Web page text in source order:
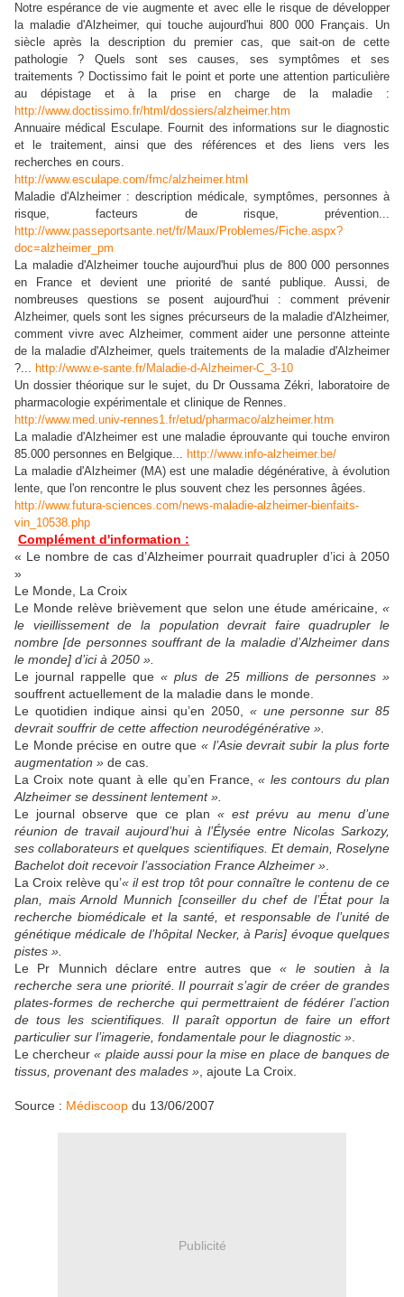
Notre espérance de vie augmente et avec elle le risque de développer
la maladie d'Alzheimer, qui touche aujourd'hui 800 000 Français. Un
siècle après la description du premier cas, que sait-on de cette
pathologie ? Quels sont ses causes, ses symptômes et ses
traitements ? Doctissimofait le point et porte une attention particulière
au dépistage et à la prise en charge de la maladie :
http://www.doctissimo.fr/html/dossiers/alzheimer.htm
Annuaire médical Esculape. Fournit des informations sur le diagnostic
et le traitement, ainsi que des références et des liens vers les
recherches en cours.
http://www.esculape.com/fmc/alzheimer.html
Maladie d'Alzheimer : description médicale, symptômes, personnes à
risque, facteurs de risque, prévention...
http://www.passeportsante.net/fr/Maux/Problemes/Fiche.aspx?
doc=alzheimer_pm
La maladie d'Alzheimer touche aujourd'hui plus de 800 000 personnes
en France et devient une priorité de santé publique. Aussi, de
nombreuses questions se posent aujourd'hui : comment prévenir
Alzheimer, quels sont les signes précurseurs de la maladie d'Alzheimer,
comment vivre avec Alzheimer, comment aider une personne atteinte
de la maladie d'Alzheimer, quels traitements de la maladie d'Alzheimer
?... http://www.e-sante.fr/Maladie-d-Alzheimer-C_3-10
Un dossier théorique sur le sujet, du Dr Oussama Zékri, laboratoire de
pharmacologie expérimentale et clinique de Rennes.
http://www.med.univ-rennes1.fr/etud/pharmaco/alzheimer.htm
La maladie d'Alzheimer est une maladie éprouvante qui touche environ
85.000 personnes en Belgique... http://www.info-alzheimer.be/
La maladie d'Alzheimer (MA) est une maladie dégénérative, à évolution
lente, que l'on rencontre le plus souvent chez les personnes âgées.
http://www.futura-sciences.com/news-maladie-alzheimer-bienfaits-
vin_10538.php
Complément d'information :
« Le nombre de cas d’Alzheimer pourrait quadrupler d’ici à 2050
»
Le Monde, La Croix
Le Monde relève brièvement que selon une étude américaine, «
le vieillissement de la population devrait faire quadrupler le
nombre [de personnes souffrant de la maladie d’Alzheimer dans
le monde] d’ici à 2050 ».
Le journal rappelle que« plus de 25 millions de personnes »
souffrent actuellement de la maladie dans le monde.
Le quotidien indique ainsi qu’en 2050, « une personne sur 85
devrait souffrir de cette affection neurodégénérative ».
Le Monde précise en outre que « l’Asie devrait subir la plus forte
augmentation » de cas.
La Croix note quant à elle qu’en France,« les contours du plan
Alzheimer se dessinent lentement ».
Le journal observe que ce plan« est prévu au menu d’une
réunion de travail aujourd’hui à l’Élysée entre Nicolas Sarkozy,
ses collaborateurs et quelques scientifiques. Et demain, Roselyne
Bachelot doit recevoir l’association France Alzheimer »
La Croix relève qu’« il est trop tôt pour connaître le contenu de ce
plan, mais Arnold Munnich [conseiller du chef de l’État pour la
recherche biomédicale et la santé, et responsable de l’unité de
génétique médicale de l’hôpital Necker, à Paris] évoque quelques
pistes ».
Le Pr Munnich déclare entre autres que« le soutien à la
recherche sera une priorité. Il pourrait s’agir de créer de grandes
plates-formes de recherche qui permettraient de fédérer l’action
de tous les scientifiques. Il paraît opportun de faire un effort
particulier sur l’imagerie, fondamentale pour le diagnostic »
Le chercheur« plaide aussi pour la mise en place de banques de
tissus, provenant des malades » , ajoute La Croix.
Source : Médiscoop du 13/06/2007
Publicité